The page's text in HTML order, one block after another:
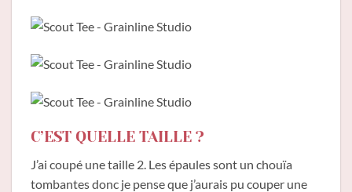
C’EST QUELLE TAILLE ?
J’ai coupé une taille 2. Les épaules sont un chouïa
tombantes donc je pense que j’aurais pu couper une